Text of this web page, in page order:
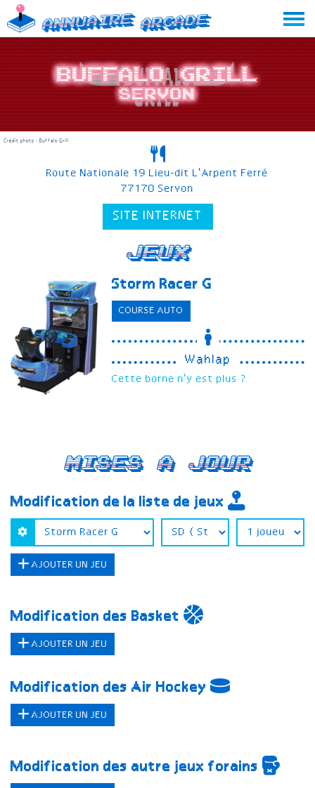
Skip
to
content
Annuaire Arcade
Buffalo Grill
Servon
Crédit photo : Buffalo Grill
Route Nationale 19 Lieu-dit L'Arpent Ferré
77170 Servon
SITE INTERNET
Jeux
Storm Racer G
COURSE AUTO
Wahlap
Cette borne n'y est plus ?
Mises a jour
Modification de la liste de jeux
AJOUTER UN JEU
Modification des Basket
AJOUTER UN JEU
Modification des Air Hockey
AJOUTER UN JEU
Modification des autre jeux forains